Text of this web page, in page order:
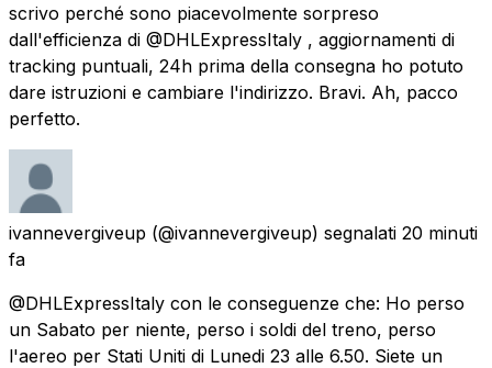
scrivo perché sono piacevolmente sorpreso
dall'efficienza di @DHLExpressItaly , aggiornamenti di
tracking puntuali, 24h prima della consegna ho potuto
dare istruzioni e cambiare l'indirizzo. Bravi. Ah, pacco
perfetto.
ivannevergiveup (@ivannevergiveup) segnalati 20 minuti
fa
@DHLExpressItaly con le conseguenze che: Ho perso
un Sabato per niente, perso i soldi del treno, perso
l'aereo per Stati Uniti di Lunedi 23 alle 6.50. Siete un